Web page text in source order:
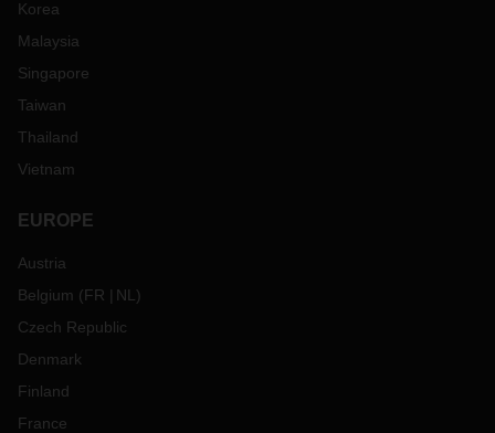
Korea
Malaysia
Singapore
Taiwan
Thailand
Vietnam
EUROPE
Austria
Belgium (FR NL )
Czech Republic
Denmark
Finland
France